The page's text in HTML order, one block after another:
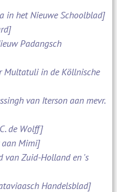
in het Nieuwe Schoolblad]
Padangsch
Multatuli in de Köllnische
van Iterson aan mevr.
de Wolff]
aan Mimi]
van Zuid-Holland en 's
Handelsblad]